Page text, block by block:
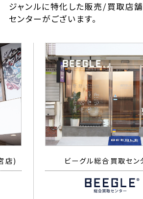
ジャンルに特化した販売/買取店
センターがございます。
店) ビーグル総合買取セン